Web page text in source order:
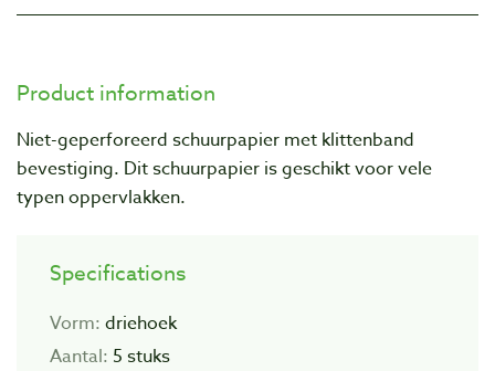
Product information
Niet-geperforeerd schuurpapier met klittenband
bevestiging. Dit schuurpapier is geschikt voor vele
typen oppervlakken.
Specifications
Vorm: driehoek
Aantal: 5 stuks